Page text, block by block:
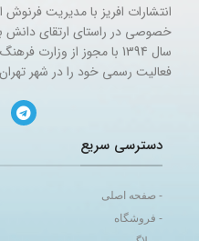
انتشارات افریز با مدیریت
خصوصی در راستای ارتقای دانش
فعالیت رسمی خود را در شهر تهران
دسترسی سریع
- صفحه اصلی
- فروشگاه